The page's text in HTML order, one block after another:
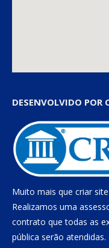
DESENVOLVIDO POR
Muito mais que criar site
Realizamos uma
contrato que todas as
pública serão atendidas.